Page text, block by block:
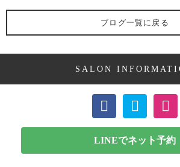
髪型 (54記事)
ブログ一覧に戻る
SALON